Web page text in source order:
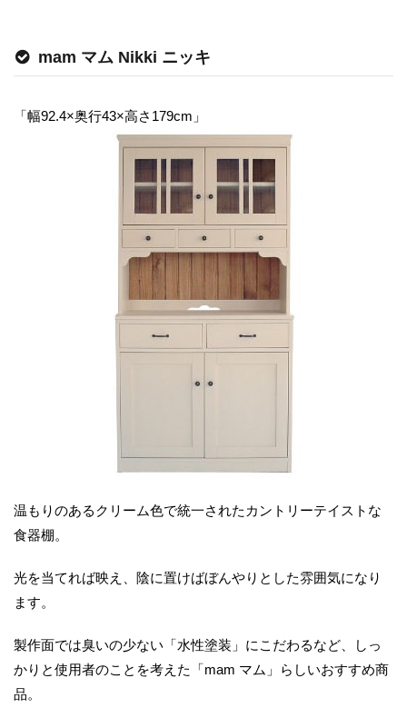
mam マム Nikki ニッキ
「幅92.4×奥行43×高さ179cm」
温もりのあるクリーム色で統一されたカントリーテイストな
食器棚。
光を当てれば映え、陰に置けばぼんやりとした雰囲気になり
ます。
製作面では臭いの少ない「水性塗装」にこだわるなど、しっ
かりと使用者のことを考えた「mam マム」らしいおすすめ商
品。